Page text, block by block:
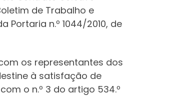
de Trabalho e
Portaria n.º 1044/2010, de
os representantes dos
à satisfação de
o n.º 3 do artigo 534.º